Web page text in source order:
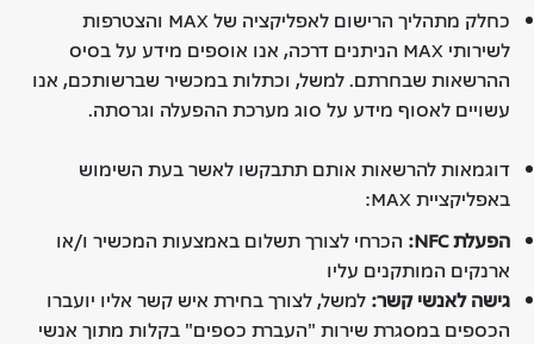
כחלק מתהליך הרישום לאפליקציה של MAX והצטרפות
לשירותי MAX הניתנים דרכה, אנו אוספים מידע על בסיס
ההרשאות שבחרתם. למשל, וכתלות במכשיר שברשותכם, אנו
עשויים לאסוף מידע על סוג מערכת ההפעלה וגרסתה.
דוגמאות להרשאות אותם תתבקשו לאשר בעת השימוש
באפליקציית MAX:
הפעלתNFC:
הכרחי לצורך תשלום באמצעות המכשיר ו/או
ארנקים המותקנים עליו
גישה לאנשי קשר: למשל, לצורך בחירת איש קשר אליו יועברו
הכספים במסגרת שירות "העברת כספים" בקלות מתוך אנשי